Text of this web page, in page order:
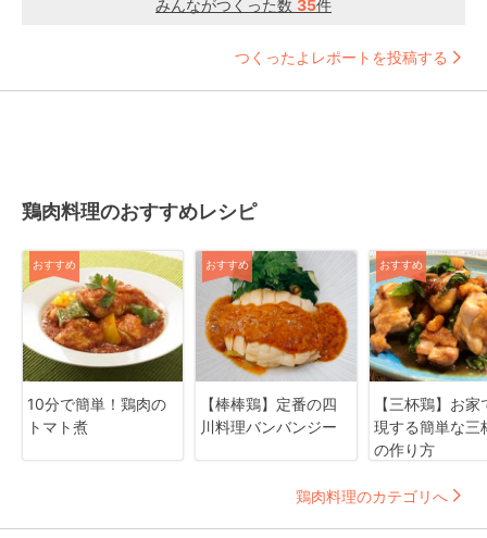
みんながつくった数 35件
つくったよレポートを投稿する
鶏肉料理のおすすめレシピ
おすすめ
10分で簡単！鶏肉の
トマト煮
おすすめ
【棒棒鶏】定番の四
川料理バンバンジー
おすすめ
【三杯鶏】お家
現する簡単な三
の作り方
鶏肉料理のカテゴリへ